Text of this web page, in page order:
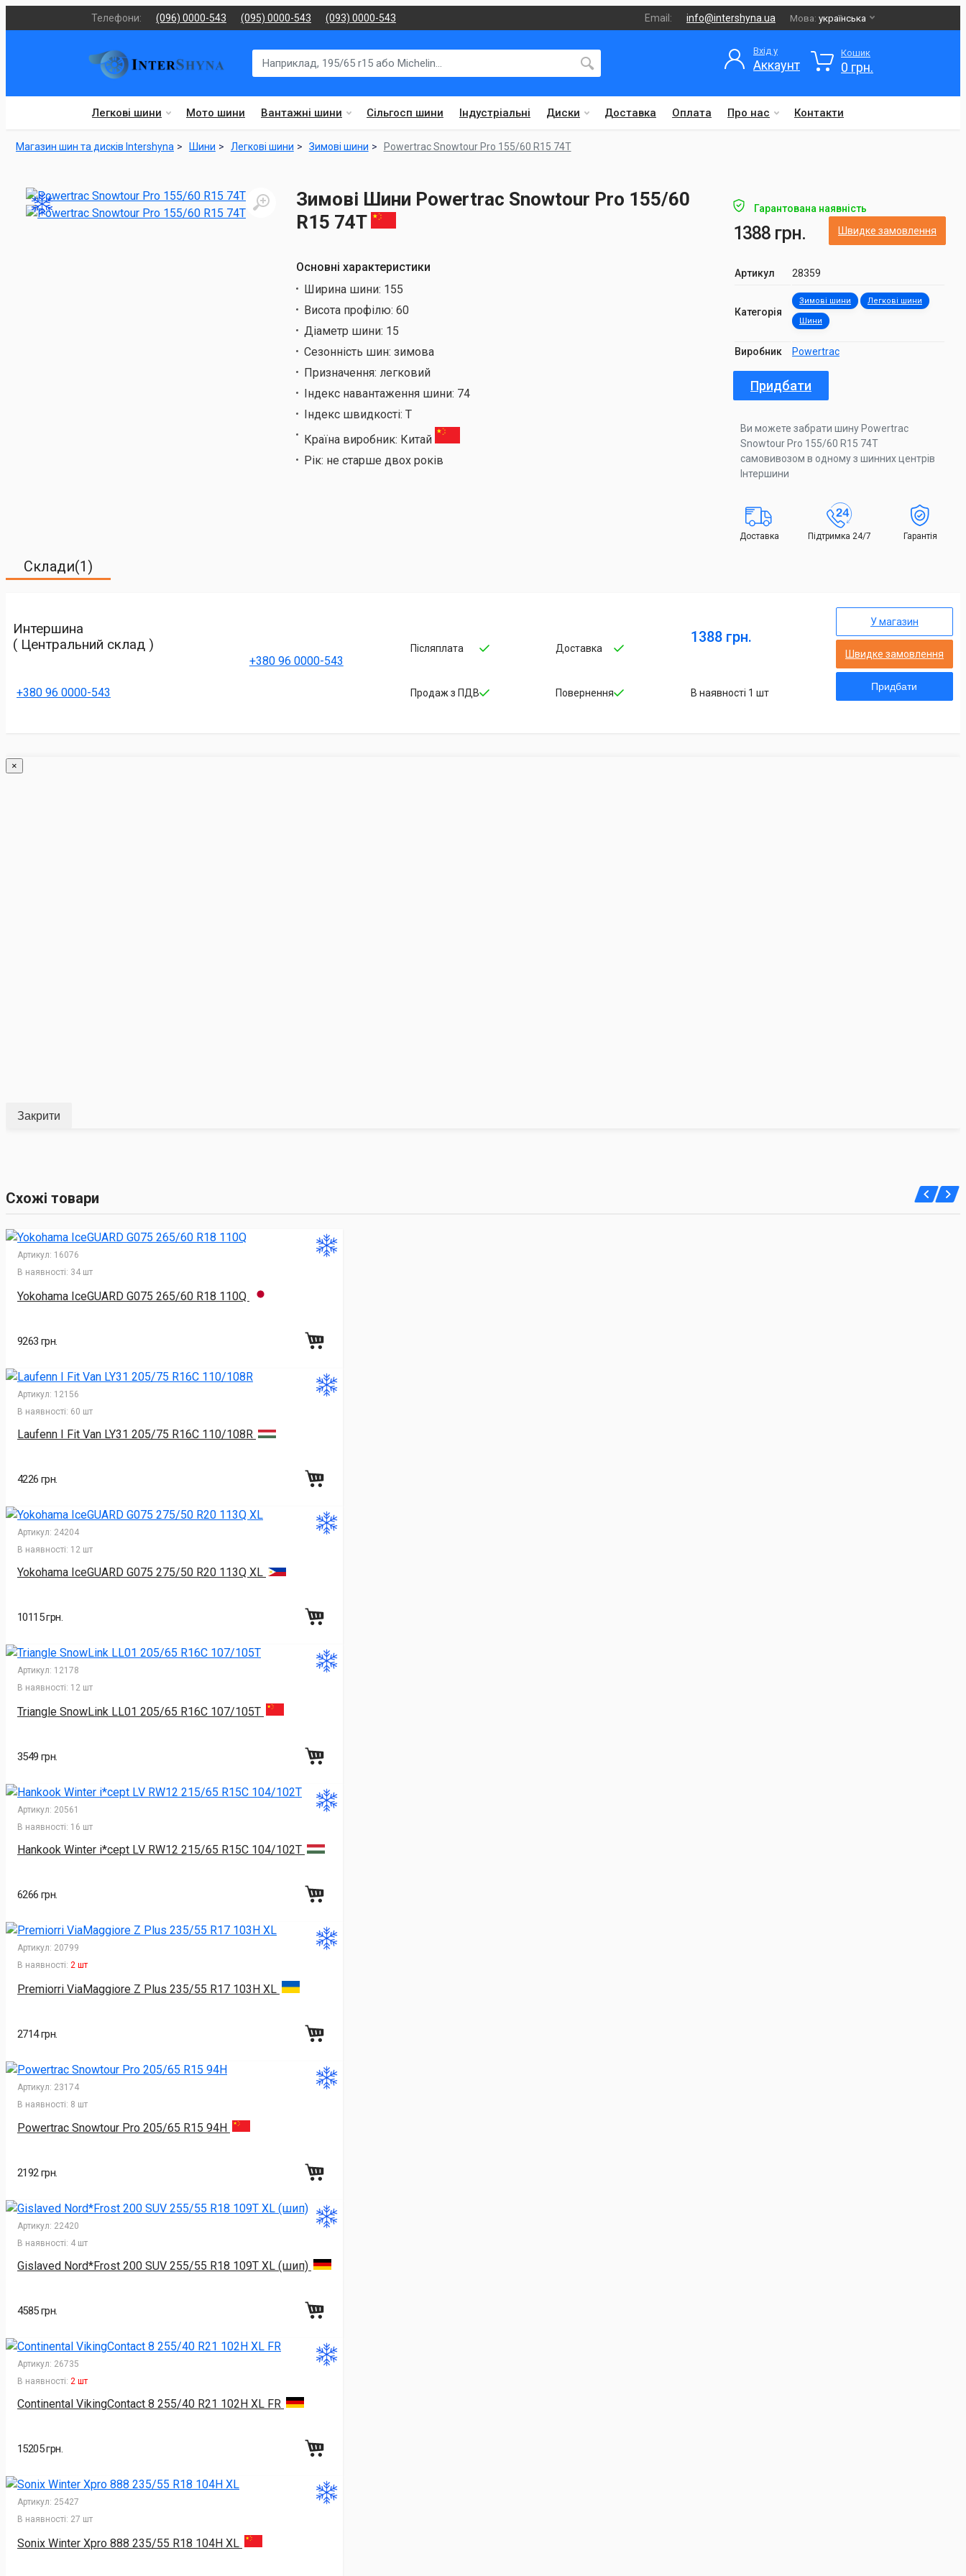
Телефони: (096) 0000-543 (095) 0000-543 (093) 0000-543 Email: info@intershyna.ua Мова: українська
Легкові шини Мото шини Вантажні шини Сільгосп шини Індустріальні Диски Доставка Оплата Про нас Контакти
Вхід у
Аккаунт
Кошик
0 грн.
Магазин шин та дисків Intershyna Шини Легкові шини Зимові шини Powertrac Snowtour Pro 155/60 R15 74T
Зимові Шини Powertrac Snowtour Pro 155/60
R15 74T
Основні характеристики
Ширина шини: 155
Висота профілю: 60
Діаметр шини: 15
Сезонність шин: зимова
Призначення: легковий
Індекс навантаження шини: 74
Індекс швидкості: T
Країна виробник: Китай
Рік: не старше двох років
Гарантована наявність
1388 грн. Швидке замовлення
Артикул 28359
Категорія
Зимові шини Легкові шини
Шини
Виробник Powertrac
Придбати
Ви можете забрати шину Powertrac
Snowtour Pro 155/60 R15 74T
самовивозом в одному з шинних центрів
Інтершини
Доставка Підтримка 24/7 Гарантія
Склади(1)
Интершина
( Центральний склад )
+380 96 0000-543
+380 96 0000-543
Післяплата
Продаж з ПДВ
Доставка
Повернення
1388 грн.
В наявності 1 шт
У магазин
Швидке замовлення
Придбати
×
Закрити
Схожі товари
Артикул: 16076
В наявності: 34 шт
Yokohama IceGUARD G075 265/60 R18 110Q
9263 грн.
Артикул: 12156
В наявності: 60 шт
Laufenn I Fit Van LY31 205/75 R16C 110/108R
4226 грн.
Артикул: 24204
В наявності: 12 шт
Yokohama IceGUARD G075 275/50 R20 113Q XL
10115 грн.
Артикул: 12178
В наявності: 12 шт
Triangle SnowLink LL01 205/65 R16C 107/105T
3549 грн.
Артикул: 20561
В наявності: 16 шт
Hankook Winter i*cept LV RW12 215/65 R15C 104/102T
6266 грн.
Артикул: 20799
В наявності: 2 шт
Premiorri ViaMaggiore Z Plus 235/55 R17 103H XL
2714 грн.
Артикул: 23174
В наявності: 8 шт
Powertrac Snowtour Pro 205/65 R15 94H
2192 грн.
Артикул: 22420
В наявності: 4 шт
Gislaved Nord*Frost 200 SUV 255/55 R18 109T XL (шип)
4585 грн.
Артикул: 26735
В наявності: 2 шт
Continental VikingContact 8 255/40 R21 102H XL FR
15205 грн.
Артикул: 25427
В наявності: 27 шт
Sonix Winter Xpro 888 235/55 R18 104H XL